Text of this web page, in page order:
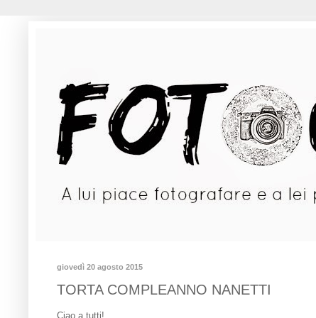
giovedì 20 agosto 2015
TORTA COMPLEANNO NANETTI
Ciao a tutti!